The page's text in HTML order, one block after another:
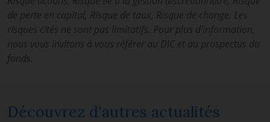
de perte en capital, Risque de taux, Risque de change. Les
risques cités ne sont pas limitatifs. Pour plus d’information,
nous vous invitons à vous référer au DIC et au prospectus du
fonds.
Découvrez d'autres actualités